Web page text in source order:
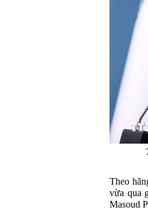
Theo
vừa qua
Masoud